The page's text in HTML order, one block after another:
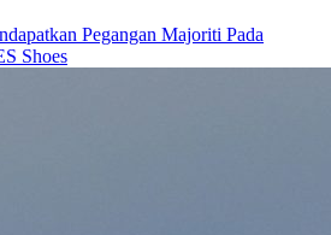
Pegangan Majoriti Pada
Shoes